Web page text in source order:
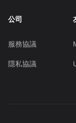
公司
服務協議
隱私協議